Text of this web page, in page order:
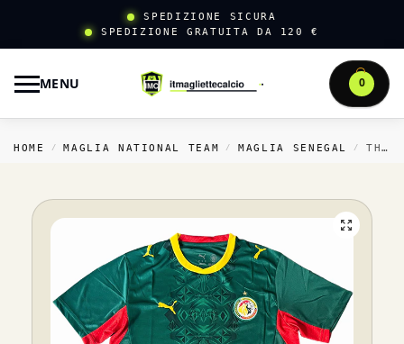
SPEDIZIONE SICURA
SPEDIZIONE GRATUITA DA 120 €
MENU 0
HOME / MAGLIA NATIONAL TEAM / MAGLIA SENEGAL / THAILANDIA TRASFERTA MAGLIA SENEGAL 2026 VERDE